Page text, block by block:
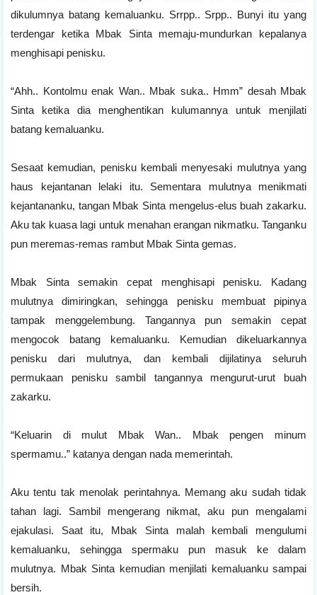
dikulumnya batang kemaluanku. Srrpp.. Srpp.. Bunyi itu yang
terdengar ketika Mbak Sinta memaju-mundurkan kepalanya
menghisapi penisku.
“Ahh.. Kontolmu enak Wan.. Mbak suka.. Hmm” desah Mbak
Sinta ketika dia menghentikan kulumannya untuk menjilati
batang kemaluanku.
Sesaat kemudian, penisku kembali menyesaki mulutnya yang
haus kejantanan lelaki itu. Sementara mulutnya menikmati
kejantananku, tangan Mbak Sinta mengelus-elus buah zakarku.
Aku tak kuasa lagi untuk menahan erangan nikmatku. Tanganku
pun meremas-remas rambut Mbak Sinta gemas.
Mbak Sinta semakin cepat menghisapi penisku. Kadang
mulutnya dimiringkan, sehingga penisku membuat pipinya
tampak menggelembung. Tangannya pun semakin cepat
mengocok batang kemaluanku. Kemudian dikeluarkannya
penisku dari mulutnya, dan kembali dijilatinya seluruh
permukaan penisku sambil tangannya mengurut-urut buah
zakarku.
“Keluarin di mulut Mbak Wan.. Mbak pengen minum
spermamu..” katanya dengan nada memerintah.
Aku tentu tak menolak perintahnya. Memang aku sudah tidak
tahan lagi. Sambil mengerang nikmat, aku pun mengalami
ejakulasi. Saat itu, Mbak Sinta malah kembali mengulumi
kemaluanku, sehingga spermaku pun masuk ke dalam
mulutnya. Mbak Sinta kemudian menjilati kemaluanku sampai
bersih.